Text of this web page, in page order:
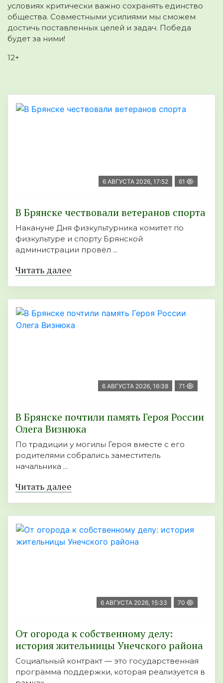
условиях критически важно сохранять единство
общества. Совместными усилиями мы сможем
достичь поставленных целей и задач. Победа
будет за ними!
12+
6 АВГУСТА 2026, 17:52 61
В Брянске чествовали ветеранов спорта
Накануне Дня физкультурника комитет по
физкультуре и спорту Брянской
администрации провёл ...
Читать далее
6 АВГУСТА 2026, 16:38 71
В Брянске почтили память Героя России
Олега Визнюка
По традиции у могилы Героя вместе с его
родителями собрались заместитель
начальника ...
Читать далее
6 АВГУСТА 2026, 15:33 70
От огорода к собственному делу:
история жительницы Унечского района
Социальный контракт — это государственная
программа поддержки, которая реализуется в